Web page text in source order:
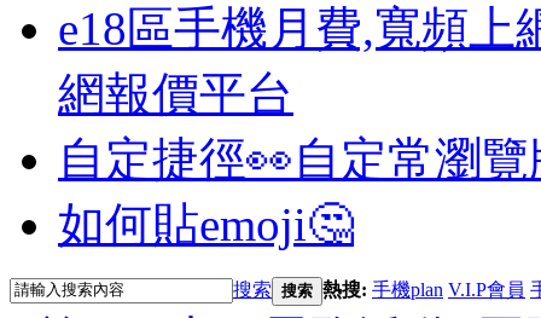
e18區手機月費,寬頻上
網報價平台
自定捷徑👀自定常瀏
如何貼emoji🤔
搜索 搜索 熱搜: 手機plan V.I.P會員